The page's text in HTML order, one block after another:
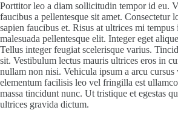
Porttitor leo a diam sollicitudin tempor id eu.
faucibus a pellentesque sit amet. Consectetur
sapien faucibus et. Risus at ultrices mi
malesuada pellentesque elit. Integer eget
Tellus integer feugiat scelerisque varius.
sit. Vestibulum lectus mauris ultrices eros in
nullam non nisi. Vehicula ipsum a arcu cursus
elementum facilisis leo vel fringilla est
massa tincidunt nunc. Ut tristique et egestas
ultrices gravida dictum.